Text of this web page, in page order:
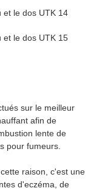
sur le meilleur
afin de
lente de
pour fumeurs.
raison, c'est une
d'eczéma, de